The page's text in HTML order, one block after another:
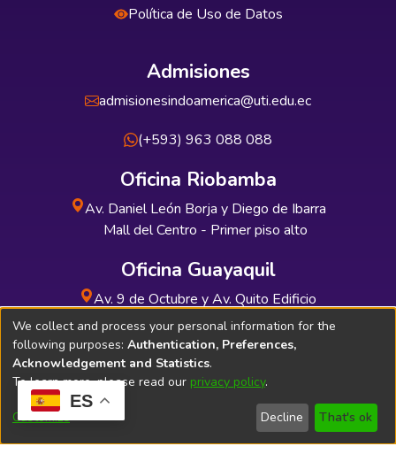
ES
Política de Uso de Datos
Admisiones
admisionesindoamerica@uti.edu.ec
(+593) 963 088 088
Oficina Riobamba
Av. Daniel León Borja y Diego de Ibarra
Mall del Centro - Primer piso alto
Oficina Guayaquil
Av. 9 de Octubre y Av. Quito Edificio
INDUAUTO - Planta baja
Soporte Técnico Bibliolatino.com
We collect and process your personal information for the
following purposes: Authentication, Preferences,
Acknowledgement and Statistics.
To learn more, please read our privacy policy.
Customize Decline That's ok